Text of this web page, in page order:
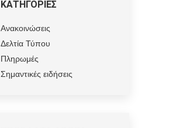
ΚΑΤΗΓΟΡΙΕΣ
Ανακοινώσεις
Δελτία Τύπου
Πληρωμές
Σημαντικές ειδήσεις